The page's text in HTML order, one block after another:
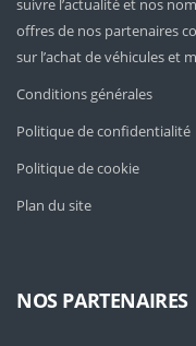
suivre l’actualité et nos
offres de nos partenaires
sur l’achat de véhicules et
Conditions générales
Politique de confidentialité
Politique de cookie
Plan du site
NOS PARTENAIRES